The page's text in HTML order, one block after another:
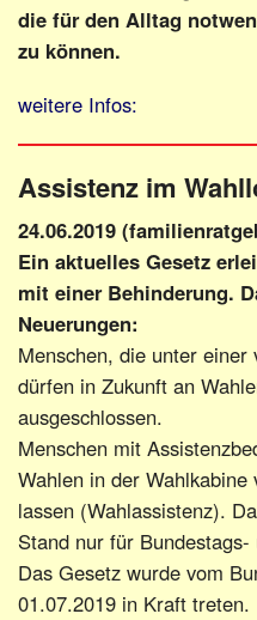
die für den Alltag
zu können.
weitere Infos:
Assistenz im
24.06.2019
Ein aktuelles Gesetz
mit einer Behinderung.
Neuerungen:
Menschen, die unter
dürfen in Zukunft an
ausgeschlossen.
Menschen mit
Wahlen in der
lassen (Wahlassistenz).
Stand nur für
Das Gesetz wurde vom
01.07.2019 in Kraft treten.